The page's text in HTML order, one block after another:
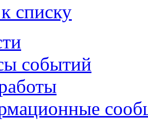
списку
событий